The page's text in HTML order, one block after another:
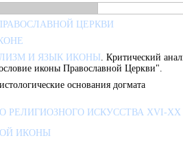
ЦЕРКВИ
И ЯЗЫК ИКОНЫ. Критический
иконы Православной Церкви".
основания догмата
ИСКУССТВА XVI-XX
ИКОНЫ